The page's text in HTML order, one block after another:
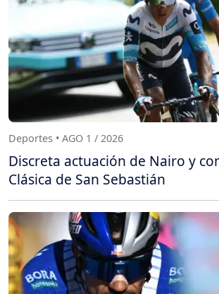
Deportes • AGO 1 / 2026
Discreta actuación de Nairo y
Clásica de San Sebastián